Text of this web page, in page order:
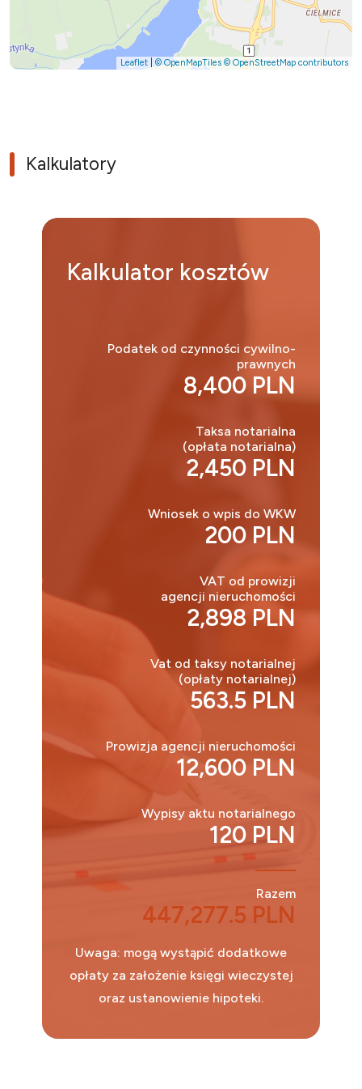
Leaflet © OpenMapTiles © OpenStreetMap contributors
Kalkulatory
Kalkulator kosztów
Podatek od czynności cywilno-
prawnych
8,400 PLN
Taksa notarialna
(opłata notarialna)
2,450 PLN
Wniosek o wpis do WKW
200 PLN
VAT od prowizji
agencji nieruchomości
2,898 PLN
Vat od taksy notarialnej
(opłaty notarialnej)
563.5 PLN
Prowizja agencji nieruchomości
12,600 PLN
Wypisy aktu notarialnego
120 PLN
Razem
447,277.5 PLN
Uwaga: mogą wystąpić dodatkowe
opłaty za założenie księgi wieczystej
oraz ustanowienie hipoteki.